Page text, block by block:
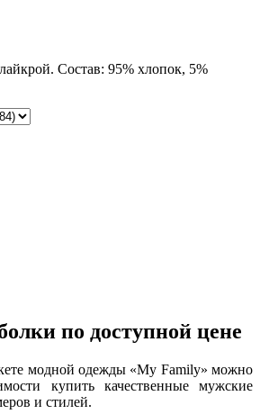
Состав: 95% хлопок, 5%
по доступной цене
модной одежды «My Family» можно
купить качественные мужские
и стилей.